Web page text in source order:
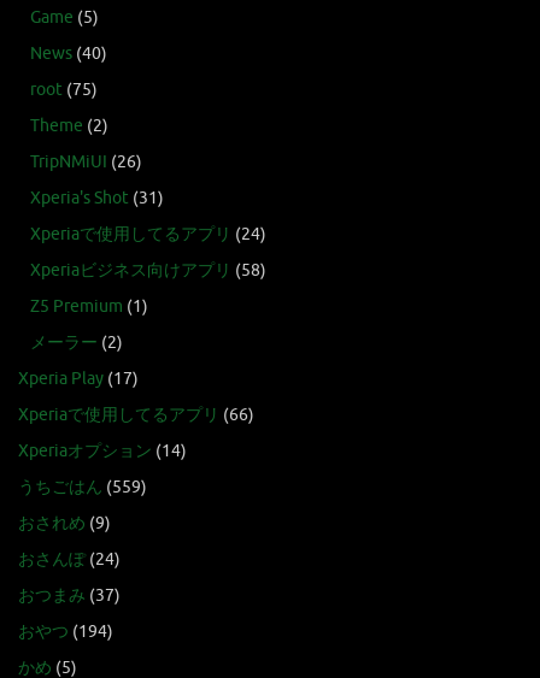
Game (5)
News (40)
root (75)
Theme (2)
TripNMiUI (26)
Xperia's Shot (31)
Xperiaで使用してるアプリ (24)
Xperiaビジネス向けアプリ (58)
Z5 Premium (1)
メーラー (2)
Xperia Play (17)
Xperiaで使用してるアプリ (66)
Xperiaオプション (14)
うちごはん (559)
おされめ (9)
おさんぽ(24)
おつまみ (37)
おやつ (194)
かめ (5)